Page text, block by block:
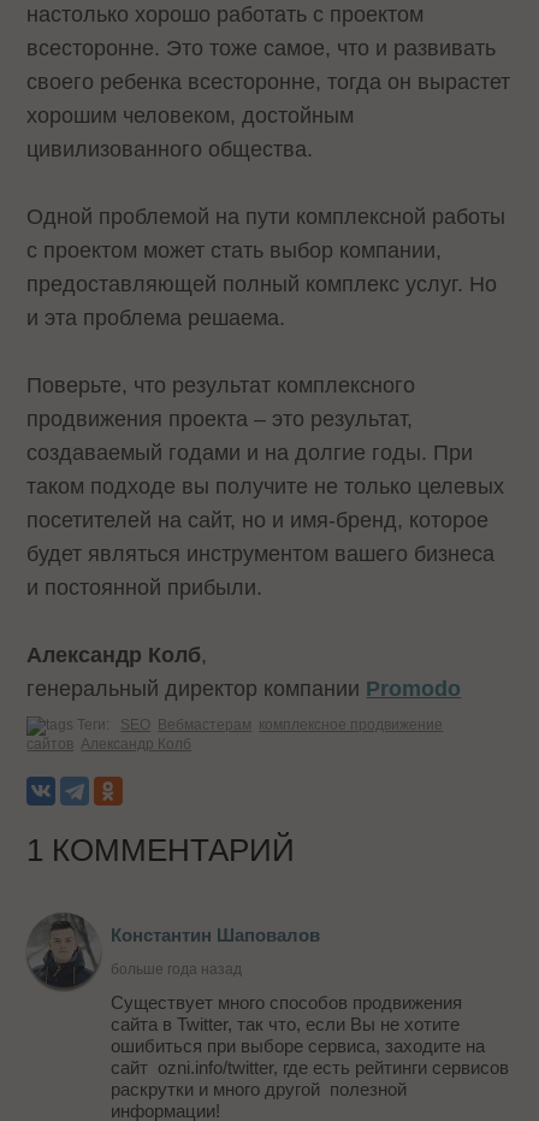
настолько хорошо работать с проектом
всесторонне. Это тоже самое, что и развивать
своего ребенка всесторонне, тогда он вырастет
хорошим человеком, достойным
цивилизованного общества.
Одной проблемой на пути комплексной работы
с проектом может стать выбор компании,
предоставляющей полный комплекс услуг. Но
и эта проблема решаема.
Поверьте, что результат комплексного
продвижения проекта – это результат,
создаваемый годами и на долгие годы. При
таком подходе вы получите не только целевых
посетителей на сайт, но и имя-бренд, которое
будет являться инструментом вашего бизнеса
и постоянной прибыли.
Александр Колб,
генеральный директор компании Promodo
Теги: SEO Вебмастерам комплексное продвижение
сайтов Александр Колб
1 КОММЕНТАРИЙ
Константин Шаповалов
больше года назад
Существует много способов продвижения
сайта в Twitter, так что, если Вы не хотите
ошибиться при выборе сервиса, заходите на
сайт ozni.info/twitter, где есть рейтинги сервисов
раскрутки и много другой полезной
информации!